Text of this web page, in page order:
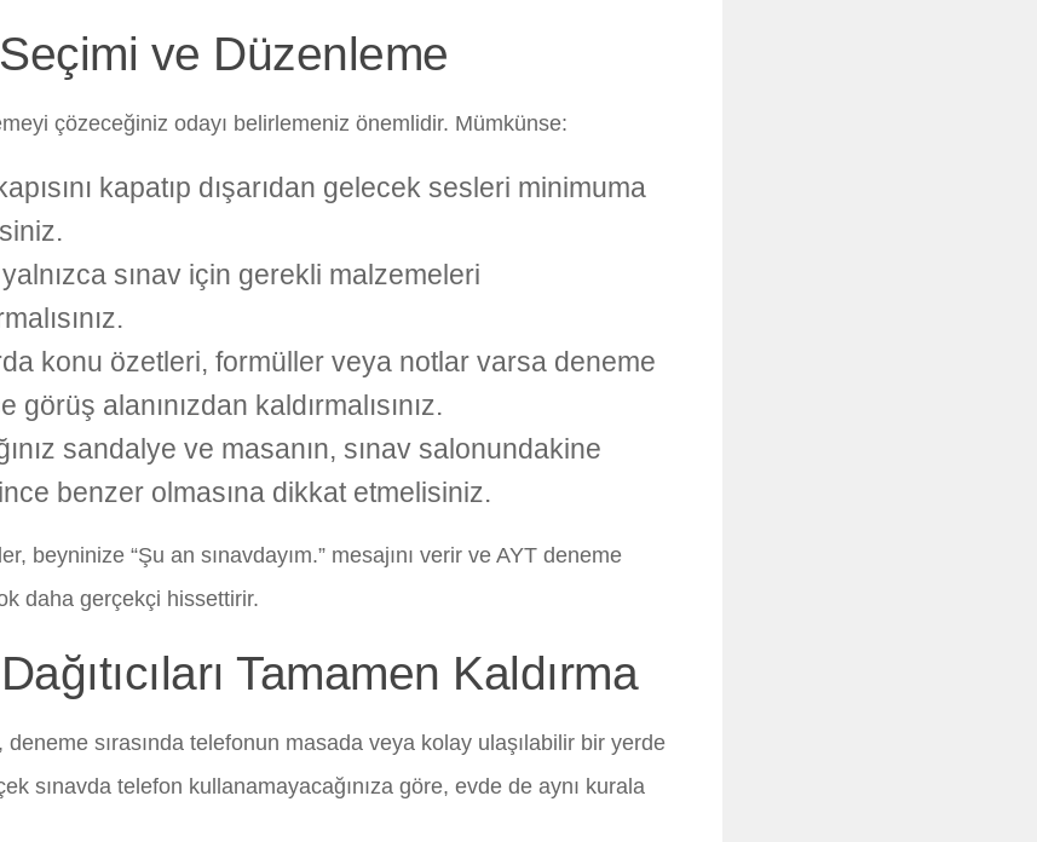
ve Düzenleme
çözeceğiniz odayı belirlemeniz önemlidir. Mümkünse:
kapatıp dışarıdan gelecek sesleri minimuma
sınav için gerekli malzemeleri
konu özetleri, formüller veya notlar varsa deneme
görüş alanınızdan kaldırmalısınız.
sandalye ve masanın, sınav salonundakine
benzer olmasına dikkat etmelisiniz.
beyninize “Şu an sınavdayım.” mesajını verir ve AYT deneme
daha gerçekçi hissettirir.
Tamamen Kaldırma
deneme sırasında telefonun masada veya kolay ulaşılabilir bir yerde
sınavda telefon kullanamayacağınıza göre, evde de aynı kurala